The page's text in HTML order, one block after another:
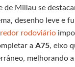
de Millau se
desenho leve e
rodoviário
a A75, eixo
melhorando